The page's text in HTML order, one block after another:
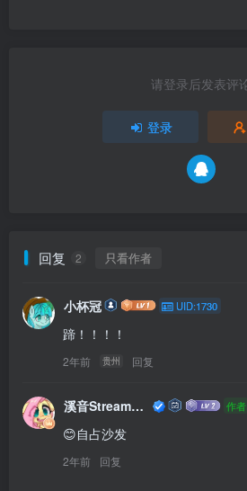
请登录后发表评
登录
回复 2 只看作者
小杯冠 UID:1730
蹄！！！！
2年前 贵州 回复
溪音Streamvolume 作者
😊自占沙发
2年前 回复